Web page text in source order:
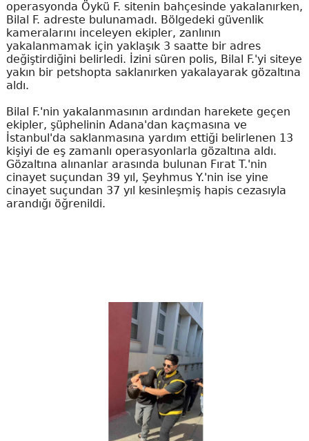
operasyonda Öykü F. sitenin bahçesinde yakalanırken,
Bilal F. adreste bulunamadı. Bölgedeki güvenlik
kameralarını inceleyen ekipler, zanlının
yakalanmamak için yaklaşık 3 saatte bir adres
değiştirdiğini belirledi. İzini süren polis, Bilal F.'yi siteye
yakın bir petshopta saklanırken yakalayarak gözaltına
aldı.
Bilal F.'nin yakalanmasının ardından harekete geçen
ekipler, şüphelinin Adana'dan kaçmasına ve
İstanbul'da saklanmasına yardım ettiği belirlenen 13
kişiyi de eş zamanlı operasyonlarla gözaltına aldı.
Gözaltına alınanlar arasında bulunan Fırat T.'nin
cinayet suçundan 39 yıl, Şeyhmus Y.'nin ise yine
cinayet suçundan 37 yıl kesinleşmiş hapis cezasıyla
arandığı öğrenildi.